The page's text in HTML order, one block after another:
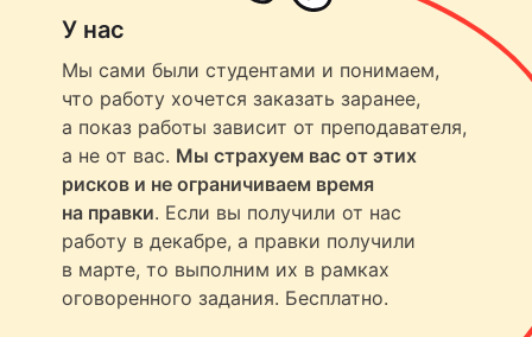
У нас
Мы сами были студентами и понимаем,
что работу хочется заказать заранее,
а показ работы зависит от преподавателя,
а не от вас. Мы страхуем вас от этих
рисков и не ограничиваем время
на правки. Если вы получили от нас
работу в декабре, а правки получили
в марте, то выполним их в рамках
оговоренного задания. Бесплатно.